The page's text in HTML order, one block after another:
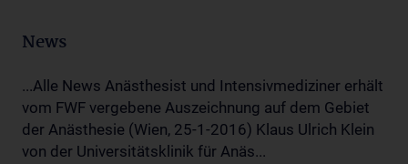
News
...Alle News Anästhesist und Intensivmediziner erhält
vom FWF vergebene Auszeichnung auf dem Gebiet
der Anästhesie (Wien, 25-1-2016) Klaus Ulrich Klein
von der Universitätsklinik für Anäs...